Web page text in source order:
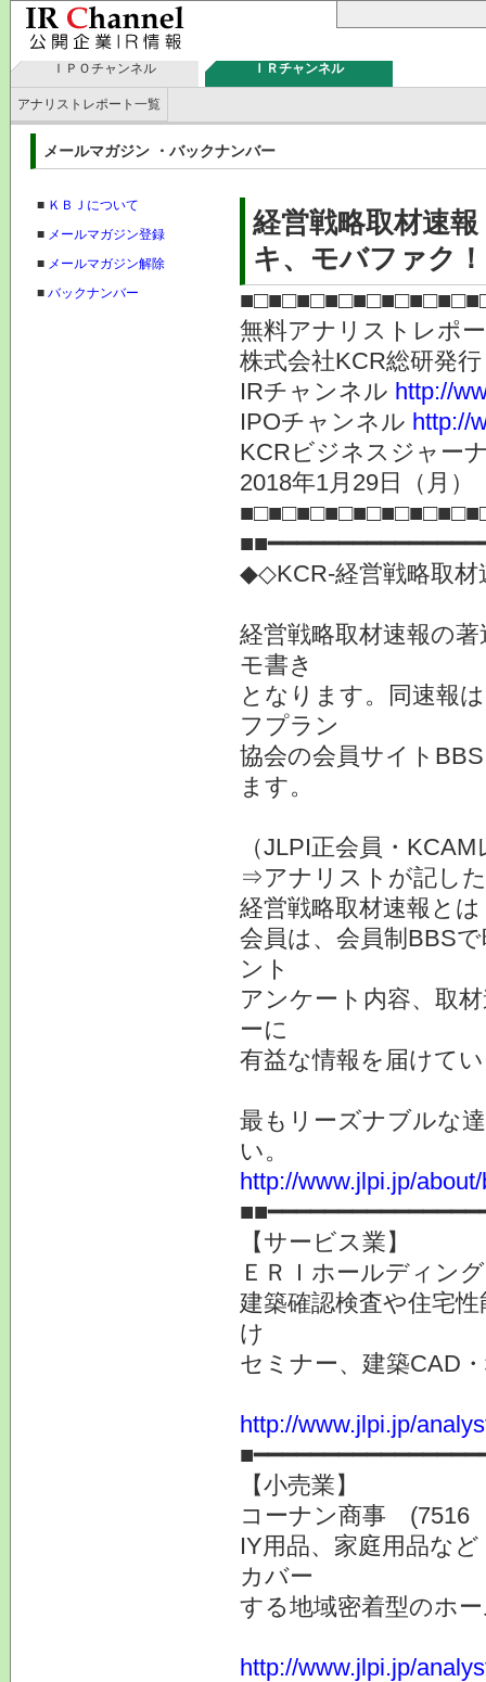
ＩＰＯチャンネル ＩＲチャンネル
アナリストレポート一覧
メールマガジン ・バックナンバー
■ ＫＢＪについて
■ メールマガジン登録
■ メールマガジン解除
■ バックナンバー
経営戦略取材速
キ、モバファク
無料アナリストレポ
株式会社
IRチャンネル http://
IPOチャンネル http://
KCRビジネスジャー
2018年1月29日（
◆◇KCR-経営戦略取
経営戦略取材速報の
モ書き
となります。同速報
フプラン
協会の会員サイト
ます。
（JLPI正会員・
⇒アナリストが記し
経営戦略取材速報とは
会員は、会員制BBS
ント
アンケート内容、取
ーに
有益な情報を届けて
最もリーズナブルな
い。
http://www.jlpi.jp/
【サービス業】
ＥＲＩホールディ
建築確認検査や住宅
け
セミナー、建築CAD
http://www.jlpi.jp/
【小売業】
コーナン商事 (7516
IY用品、家庭用品な
カバー
する地域密着型のホ
http://www.jlpi.jp/